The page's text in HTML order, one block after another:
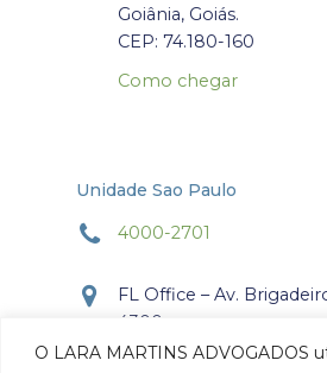
O LARA MARTINS ADVOGADOS
Goiânia, Goiás.
CEP: 74.180-160
Como chegar
Unidade Sao Paulo
4000-2701
FL Office – Av.
4300
Torre Office – Sala 804